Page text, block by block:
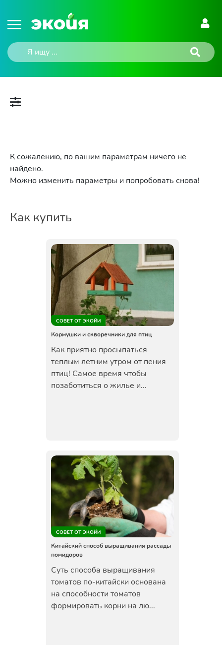
К сожалению, по вашим параметрам ничего не
найдено.
Можно изменить параметры и попробовать снова!
Как купить
СОВЕТ ОТ ЭКОЙИ
Кормушки и скворечники для птиц
Как приятно просыпаться
теплым летним утром от пения
птиц! Самое время чтобы
позаботиться о жилье и...
СОВЕТ ОТ ЭКОЙИ
Китайский способ выращивания рассады
помидоров
Суть способа выращивания
томатов по-китайски основана
на способности томатов
формировать корни на лю...